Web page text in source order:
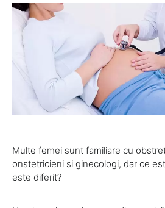
Multe femei sunt familiare cu
onstetricieni si ginecologi, dar ce
este diferit?